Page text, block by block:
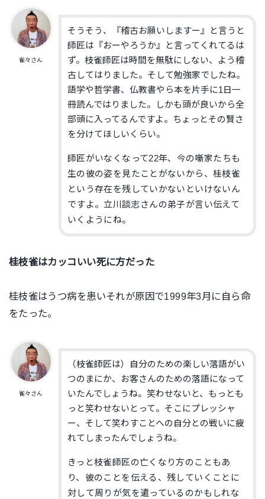
雀々さん
そうそう、『稽古お願いしますー』と言うと
師匠は『おーやろうか』と言ってくれてるは
ず。枝雀師匠は時間を無駄にしない、よう稽
古してはりました。そして勉強家でしたね。
語学や哲学書、仏教書やら本を片手に1日一
冊読んではりました。しかも頭が良いから全
部頭に入ってるんですよ。ちょっとその賢さ
を分けてほしいくらい。
師匠がいなくなって22年、今の噺家たちも
生の彼の姿を見たことがないから、桂枝雀
という存在を残していかないといけないん
ですよ。立川談志さんの弟子が言い伝えて
いくようにね。
桂枝雀はカッコいい死に方だった
桂枝雀はうつ病を患いそれが原因で1999年3月に自ら命
をたった。
雀々さん
（枝雀師匠は）自分のための楽しい落語がい
つのまにか、お客さんのための落語になって
いたんでしょうね。笑わせないと、もっとも
っと笑わせないとって。そこにプレッシャ
ー、そして笑わすことへの自分との戦いに疲
れてしまったんでしょうね。
きっと枝雀師匠の亡くなり方のこともあ
り、彼のことを伝える、残していくことに
対して周りが気を遣っているのかもしれな